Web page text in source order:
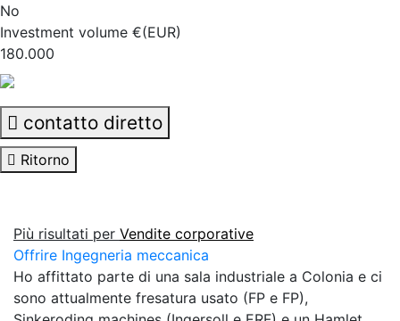
No
Investment volume €(EUR)
180.000
contatto diretto
Ritorno
Più risultati per Vendite corporative
Offrire Ingegneria meccanica
Ho affittato parte di una sala industriale a Colonia e ci
sono attualmente fresatura usato (FP e FP),